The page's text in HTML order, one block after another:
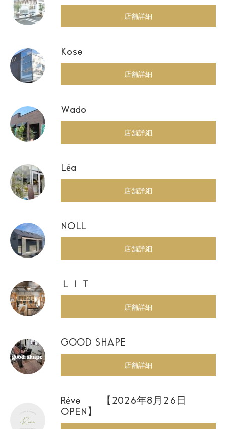
店舗詳細
Kose
店舗詳細
Wado
店舗詳細
Léa
店舗詳細
NOLL
店舗詳細
ＬＩＴ
店舗詳細
GOOD SHAPE
店舗詳細
Réve 【2026年8月26日
OPEN】